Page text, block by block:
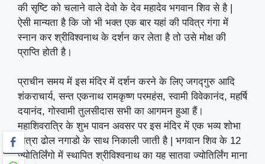
की सृष्टि को चलाने वाले देवो के देव महादेव भगवान शिव से है |
ऐसी मान्यता है कि जो भी भक्त एक बार यहां की पवित्र गंगा में
स्नान कर श्रीविश्वनाथ के दर्शन कर लेता है तो उसे मोक्ष की
प्राप्ति होती है।
प्राचीन समय में इस मंदिर में दर्शन करने के लिए जगद्गुरु आदि
शंकराचार्य, सन्त एकनाथ रामकृष्ण परमहंस, स्वामी विवेकानंद, महर्षि
दयानंद, गोस्वामी तुलसीदास सभी का आगमन हुआ हैं।
महाशिवरात्रि के शुभ पावन अवसर पर इस मंदिर में एक भव्य शोभा
यात्रा ढोल नगाडो के साथ निकाली जाती है | भगवान शिव के 12
ज्योतिर्लिंगो में स्थापित श्रीविश्वनाथ का यह सातवा ज्योतिर्लिंग माना